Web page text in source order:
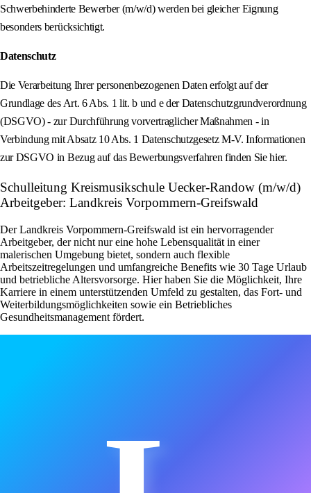
Schwerbehinderte Bewerber (m/w/d) werden bei gleicher Eignung
besonders berücksichtigt.
Datenschutz
Die Verarbeitung Ihrer personenbezogenen Daten erfolgt auf der
Grundlage des Art. 6 Abs. 1 lit. b und e der Datenschutzgrundverordnung
(DSGVO) - zur Durchführung vorvertraglicher Maßnahmen - in
Verbindung mit Absatz 10 Abs. 1 Datenschutzgesetz M‑V. Informationen
zur DSGVO in Bezug auf das Bewerbungsverfahren finden Sie hier.
Schulleitung Kreismusikschule Uecker-Randow (m/w/d)
Arbeitgeber: Landkreis Vorpommern-Greifswald
Der Landkreis Vorpommern-Greifswald ist ein hervorragender
Arbeitgeber, der nicht nur eine hohe Lebensqualität in einer
malerischen Umgebung bietet, sondern auch flexible
Arbeitszeitregelungen und umfangreiche Benefits wie 30 Tage Urlaub
und betriebliche Altersvorsorge. Hier haben Sie die Möglichkeit, Ihre
Karriere in einem unterstützenden Umfeld zu gestalten, das Fort- und
Weiterbildungsmöglichkeiten sowie ein Betriebliches
Gesundheitsmanagement fördert.